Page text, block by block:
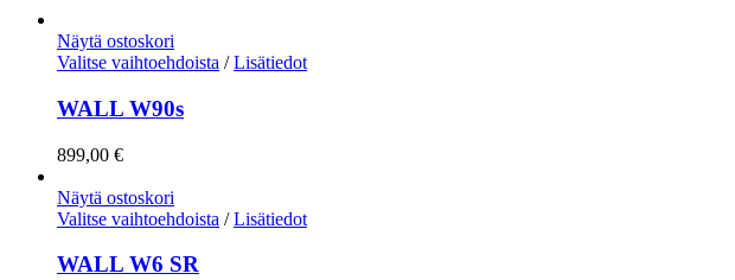
Näytä ostoskori
Valitse vaihtoehdoista / Lisätiedot
WALL W90s
899,00 €
Näytä ostoskori
Valitse vaihtoehdoista / Lisätiedot
WALL W6 SR